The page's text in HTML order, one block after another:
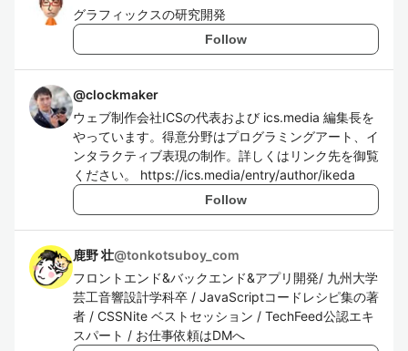
グラフィックスの研究開発
Follow
@clockmaker
ウェブ制作会社ICSの代表および ics.media 編集長を
やっています。得意分野はプログラミングアート、イ
ンタラクティブ表現の制作。詳しくはリンク先を御覧
ください。 https://ics.media/entry/author/ikeda
Follow
鹿野 壮@tonkotsuboy_com
フロントエンド&バックエンド&アプリ開発/ 九州大学
芸工音響設計学科卒 / JavaScriptコードレシピ集の著
者 / CSSNite ベストセッション / TechFeed公認エキ
スパート / お仕事依頼はDMへ